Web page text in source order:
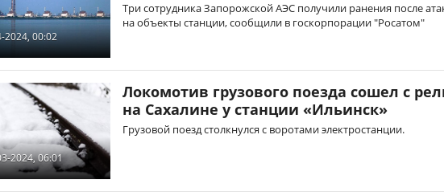
2024, 00:02
Три сотрудника Запорожской АЭС получили ранения после
на объекты станции, сообщили в госкорпорации "Росатом"
2024, 06:01
Локомотив грузового поезда сошел с
на Сахалине у станции «Ильинск»
Грузовой поезд столкнулся с воротами электростанции.